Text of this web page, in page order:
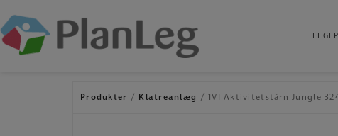
Produkter / Klatreanlæg / 1VI Aktivitetstårn Jungle